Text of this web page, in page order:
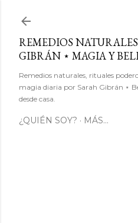
REMEDIOS
GIBRÁN ⋆ MAGIA Y
Remedios naturales, rituales
magia diaria por Sarah Gibrán ⋆
desde casa.
¿QUIÉN SOY? MÁS…